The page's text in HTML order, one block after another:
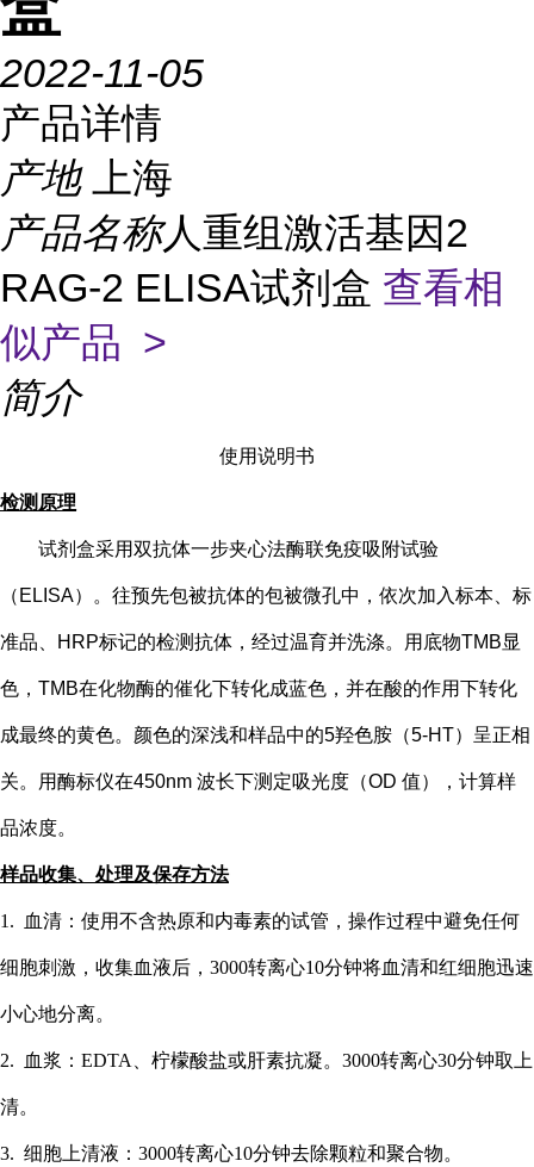
2022-11-05
产品详情
产地
上海
产品名称人重组激活基因2
RAG-2 ELISA试剂盒 查看相
似产品 >
简介
使用说明书
检测原理
试剂盒采用双抗体一步夹心法酶联免疫吸附试验
（ ELISA）。往预先包被抗体的包被微孔中，依次加入标本、标
准品、HRP标记的检测抗体，经过温育并洗涤。用底物TMB显
色，TMB在化物酶的催化下转化成蓝色，并在酸的作用下转化
成最终的黄色。颜色的深浅和样品中的5羟色胺（5-HT） 呈正相
关。用酶标仪在450nm 波长下测定吸光度（OD 值），计算样
品浓度。
样品收集、处理及保存方法
1. 血清：使用不含热原和内毒素的试管，操作过程中避免任何
细胞刺激，收集血液后，3000转离心10分钟将血清和红细胞迅速
小心地分离。
2. 血浆：EDTA、柠檬酸盐或肝素抗凝。3000转离心30分钟取上
清。
3. 细胞上清液：3000转离心10分钟去除颗粒和聚合物。